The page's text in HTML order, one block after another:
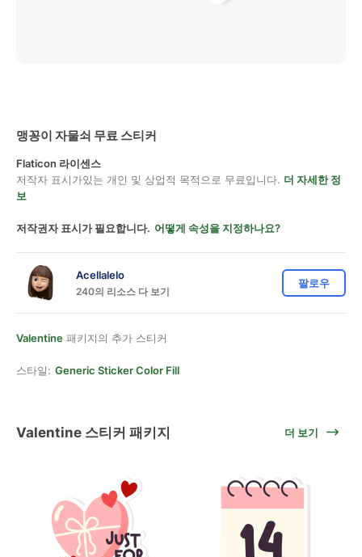
맹꽁이 자물쇠 무료 스티커
Flaticon 라이센스
저작자 표시가있는 개인 및 상업적 목적으로 무료입니다. 더 자세한 정
보
저작권자 표시가 필요합니다. 어떻게 속성을 지정하나요?
Acellalelo
240의 리소스 다 보기
팔로우
Valentine 패키지의 추가 스티커
스타일: Generic Sticker Color Fill
Valentine 스티커 패키지 더 보기